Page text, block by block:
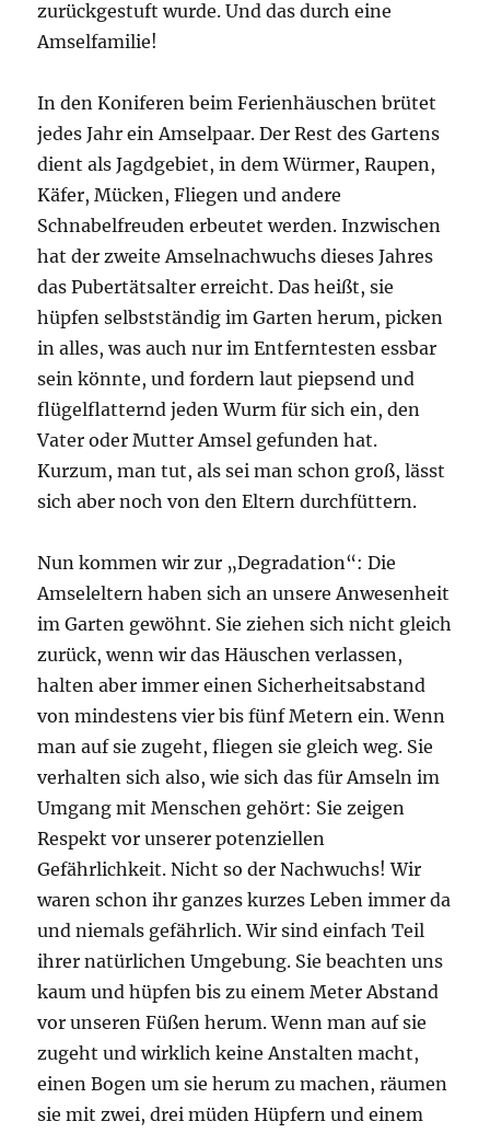
zurückgestuft wurde. Und das durch eine
Amselfamilie!
In den Koniferen beim Ferienhäuschen brütet
jedes Jahr ein Amselpaar. Der Rest des Gartens
dient als Jagdgebiet, in dem Würmer, Raupen,
Käfer, Mücken, Fliegen und andere
Schnabelfreuden erbeutet werden. Inzwischen
hat der zweite Amselnachwuchs dieses Jahres
das Pubertätsalter erreicht. Das heißt, sie
hüpfen selbstständig im Garten herum, picken
in alles, was auch nur im Entferntesten essbar
sein könnte, und fordern laut piepsend und
flügelflatternd jeden Wurm für sich ein, den
Vater oder Mutter Amsel gefunden hat.
Kurzum, man tut, als sei man schon groß, lässt
sich aber noch von den Eltern durchfüttern.
Nun kommen wir zur „Degradation“: Die
Amseleltern haben sich an unsere Anwesenheit
im Garten gewöhnt. Sie ziehen sich nicht gleich
zurück, wenn wir das Häuschen verlassen,
halten aber immer einen Sicherheitsabstand
von mindestens vier bis fünf Metern ein. Wenn
man auf sie zugeht, fliegen sie gleich weg. Sie
verhalten sich also, wie sich das für Amseln im
Umgang mit Menschen gehört: Sie zeigen
Respekt vor unserer potenziellen
Gefährlichkeit. Nicht so der Nachwuchs! Wir
waren schon ihr ganzes kurzes Leben immer da
und niemals gefährlich. Wir sind einfach Teil
ihrer natürlichen Umgebung. Sie beachten uns
kaum und hüpfen bis zu einem Meter Abstand
vor unseren Füßen herum. Wenn man auf sie
zugeht und wirklich keine Anstalten macht,
einen Bogen um sie herum zu machen, räumen
sie mit zwei, drei müden Hüpfern und einem